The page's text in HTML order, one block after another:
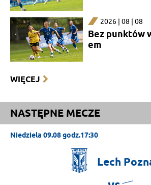
2026 | 08 | 08
Bez punktów
em
WIĘCEJ
NASTĘPNE MECZE
Niedziela 09.08 godz.17:30
Lech